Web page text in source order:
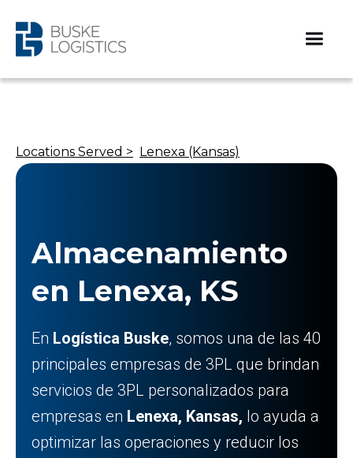
Locations Served > Lenexa (Kansas)
Almacenamiento
en Lenexa, KS
En Logística Buske, somos una de las 40
principales empresas de 3PL que brindan
servicios de 3PL personalizados para
empresas en Lenexa, Kansas, lo ayuda a
optimizar las operaciones y reducir los